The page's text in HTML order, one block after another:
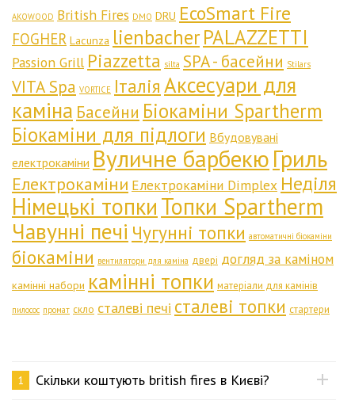
AKOWOOD British Fires DMO DRU EcoSmart Fire
FOGHER Lacunza lienbacherPALAZZETTI
Passion Grill Piazzetta silta SPA - басейни Stilars
VITA Spa VORTICE Італія Аксесуари для
каміна Басейни Біокаміни Spartherm
Біокаміни для підлоги Вбудовувані
електрокаміни Вуличне барбекюГриль
Електрокаміни Електрокаміни Dimplex Неділя
Німецькі топкиТопки Spartherm
Чавунні печі Чугунні топки автоматичні біокаміни
біокаміни вентилятори для каміна двері догляд за каміном
камінні набори камінні топки матеріали для камінів
пилосос промат скло сталеві печі сталеві топки стартери
1 Скільки коштують british fires в Києві?